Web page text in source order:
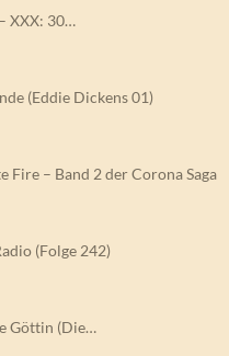
XXX: 30…
(Eddie Dickens 01)
Fire – Band 2 der Corona Saga
(Folge 242)
Göttin (Die…